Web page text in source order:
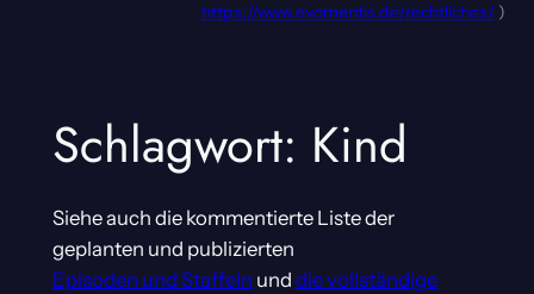
https://www.evomentis.de/rechtliches/ )
Schlagwort: Kind
Siehe auch die kommentierte Liste der
geplanten und publizierten
Episoden und Staffeln und die vollständige